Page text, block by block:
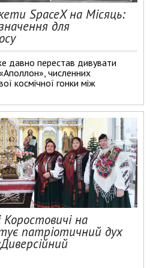
SpaceX на Місяць:
для
давно перестав дивувати
численних
космічної гонки між
Коростовичі на
патріотичний дух